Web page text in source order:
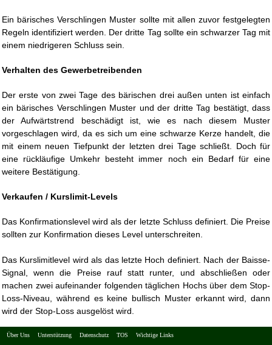
Ein bärisches Verschlingen Muster sollte mit allen zuvor festgelegten
Regeln identifiziert werden. Der dritte Tag sollte ein schwarzer Tag mit
einem niedrigeren Schluss sein.
Verhalten des Gewerbetreibenden
Der erste von zwei Tage des bärischen drei außen unten ist einfach
ein bärisches Verschlingen Muster und der dritte Tag bestätigt, dass
der Aufwärtstrend beschädigt ist, wie es nach diesem Muster
vorgeschlagen wird, da es sich um eine schwarze Kerze handelt, die
mit einem neuen Tiefpunkt der letzten drei Tage schließt. Doch für
eine rückläufige Umkehr besteht immer noch ein Bedarf für eine
weitere Bestätigung.
Verkaufen / Kurslimit-Levels
Das Konfirmationslevel wird als der letzte Schluss definiert. Die Preise
sollten zur Konfirmation dieses Level unterschreiten.
Das Kurslimitlevel wird als das letzte Hoch definiert. Nach der Baisse-
Signal, wenn die Preise rauf statt runter, und abschließen oder
machen zwei aufeinander folgenden täglichen Hochs über dem Stop-
Loss-Niveau, während es keine bullisch Muster erkannt wird, dann
wird der Stop-Loss ausgelöst wird.
Über Uns Unterstützung Datenschutz TOS Wichtige Links